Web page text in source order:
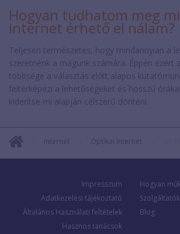
Hogyan tudhatom meg
internet érhető el nálam?
Teljesen természetes, hogy mindannyian a
szeretnénk a magunk számára. Éppen ezért
többsége a választás előtt alapos
feltérképezi a lehetőségeket és hosszú
kiderítse mi alapján célszerű dönteni.
Internet Optikai internet
Impresszum
Adatkezelési tájékoztató
Általános Használati feltételek
Hasznos tanácsok
Hogyan
Blog